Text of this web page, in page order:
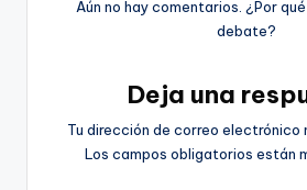
Aún no hay comentarios. ¿Por
debate?
Deja una
Tu dirección de correo electrónico
Los campos obligatorios están